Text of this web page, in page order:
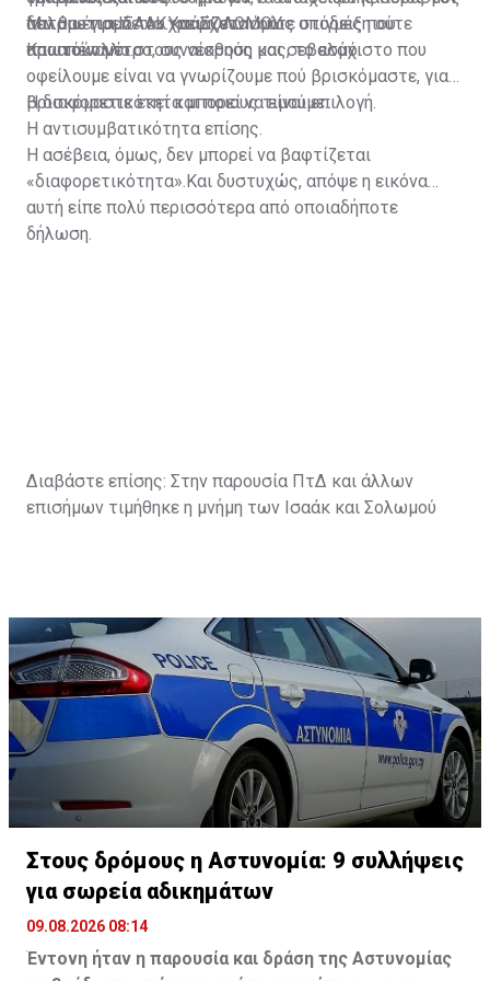
δεν θα έπρεπε να χρειάζεται ούτε υπόδειξη ούτε
πρωτόκολλο.
πατριωτισμό του.Υπάρχουν όμως στιγμές που
απαιτούν μέτρο, συναίσθηση και σεβασμό.
Μιλάμε για ΙΣΑΑΚ και ΣΟΛΩΜΟΥ.
Και απέναντι στους νεκρούς μας, το ελάχιστο που
οφείλουμε είναι να γνωρίζουμε πού βρισκόμαστε, γιατί
βρισκόμαστε εκεί και ποιους τιμούμε.
Η διαφορετικότητα μπορεί να είναι επιλογή.
Η αντισυμβατικότητα επίσης.
Η ασέβεια, όμως, δεν μπορεί να βαφτίζεται
«διαφορετικότητα».Και δυστυχώς, απόψε η εικόνα
αυτή είπε πολύ περισσότερα από οποιαδήποτε
δήλωση.
Διαβάστε επίσης: Στην παρουσία ΠτΔ και άλλων
επισήμων τιμήθηκε η μνήμη των Ισαάκ και Σολωμού
Στους δρόμους η Αστυνομία: 9 συλλήψεις
για σωρεία αδικημάτων
09.08.2026 08:14
Έντονη ήταν η παρουσία και δράση της Αστυνομίας